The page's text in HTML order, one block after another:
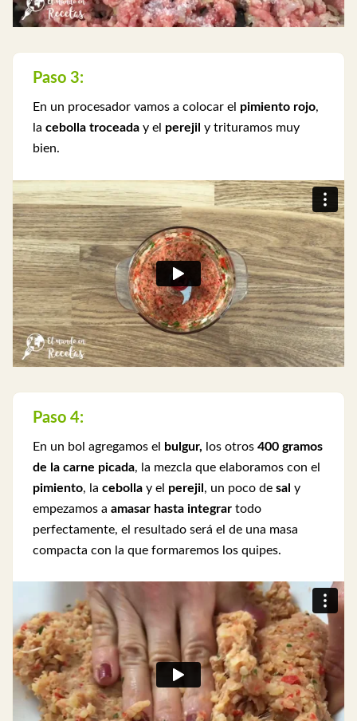
Paso 3:
En un procesador vamos a colocar el pimiento rojo,
la cebolla troceada y el perejil y trituramos muy
bien.
Paso 4:
En un bol agregamos el bulgur, los otros 400 gramos
de la carne picada, la mezcla que elaboramos con el
pimiento, la cebolla y el perejil, un poco de sal y
empezamos a amasar hasta integrar todo
perfectamente, el resultado será el de una masa
compacta con la que formaremos los quipes.